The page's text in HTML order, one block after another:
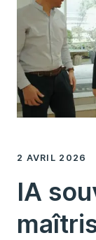
2 AVRIL 2026
IA